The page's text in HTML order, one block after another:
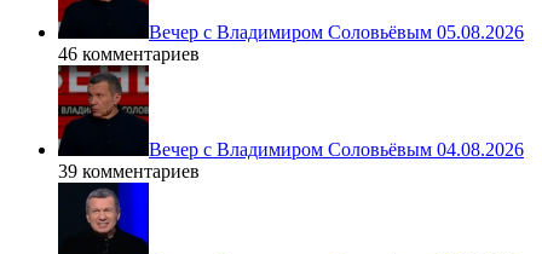
Вечер с Владимиром Соловьёвым 05.08.2026
46 комментариев
Вечер с Владимиром Соловьёвым 04.08.2026
39 комментариев